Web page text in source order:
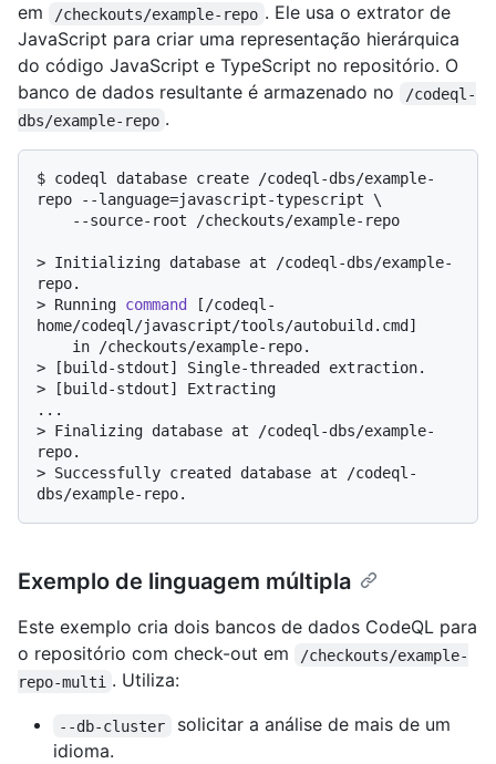
em
/checkouts/example-repo . Ele usa o extrator de
JavaScript para criar uma representação hierárquica
do código JavaScript e TypeScript no repositório. O
banco de dados resultante é armazenado no
/codeql-
dbs/example-repo .
$ codeql database create /codeql-dbs/example-
repo --language=javascript-typescript \
    --source-root /checkouts/example-repo
> Initializing database at /codeql-dbs/example-
repo.
> Running command
[/codeql-
home/codeql/javascript/tools/autobuild.cmd]
>
[build-stdout] Single-threaded extraction.
>
[build-stdout] Extracting
> Finalizing database at /codeql-dbs/example-
repo.
> Successfully created database at /codeql-
dbs/example-repo.
Exemplo de linguagem múltipla
Este exemplo cria dois bancos de dados CodeQL para
o repositório com check-out em
/checkouts/example-
repo-multi . Utiliza:
--db-cluster
solicitar a análise de mais de um
idioma.